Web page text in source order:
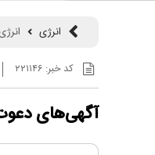
انرژی
کد خبر:۲۲۱۱۴۶
آگهی‌های